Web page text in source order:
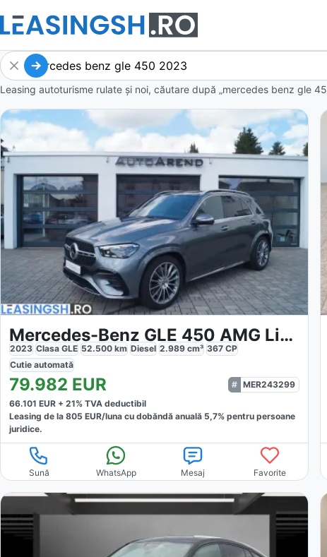
Leasing autoturisme rulate și noi, căutare după „mercedes benz gle
Mercedes-Benz GLE 450 AMG Line Premium
2023 Clasa GLE 52.500 km Diesel 2.989 cm³ 367 CP
Cutie automată
79.982 EUR
MER243299
66.101 EUR + 21% TVA deductibil
Leasing de la 805 EUR/luna cu dobăndă anuală 5,7% pentru persoane
juridice.
Sună WhatsApp Mesaj Favorite